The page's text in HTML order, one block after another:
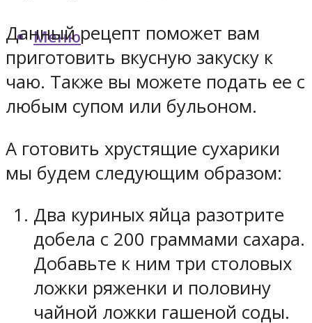
Меню
Данный рецепт поможет вам
приготовить вкусную закуску к
чаю. Также вы можете подать ее с
любым супом или бульоном.
А готовить хрустящие сухарики
мы будем следующим образом:
Два куриных яйца разотрите
добела с 200 граммами сахара.
Добавьте к ним три столовых
ложки ряженки и половину
чайной ложки гашеной соды.